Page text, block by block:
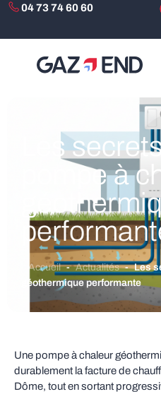
04 73 74 60 60
Les
pompe à
Accueil - Actualités - Les
géothermique performante
Une pompe à chaleur
durablement la facture de
Dôme, tout en sortant